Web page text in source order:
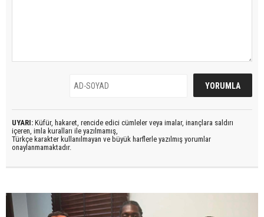
UYARI: Küfür, hakaret, rencide edici cümleler veya imalar, inançlara saldırı
içeren, imla kuralları ile yazılmamış,
Türkçe karakter kullanılmayan ve büyük harflerle yazılmış yorumlar
onaylanmamaktadır.